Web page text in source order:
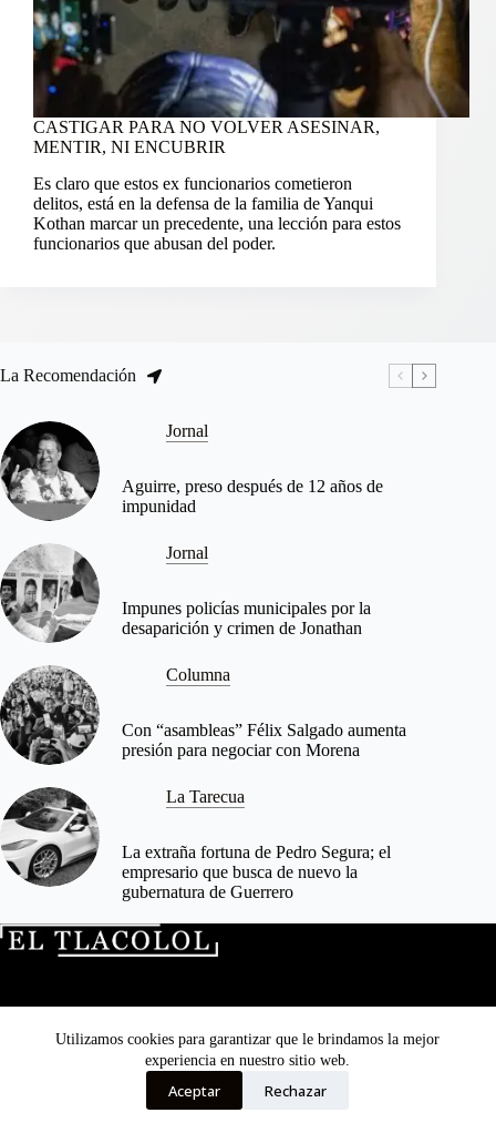
Utilizamos cookies para garantizar que le brindamos la mejor
experiencia en nuestro sitio web.
Aceptar Rechazar
CASTIGAR PARA NO VOLVER ASESINAR,
MENTIR, NI ENCUBRIR
Es claro que estos ex funcionarios cometieron
delitos, está en la defensa de la familia de Yanqui
Kothan marcar un precedente, una lección para estos
funcionarios que abusan del poder.
La Recomendación
Jornal
Aguirre, preso después de 12 años de
impunidad
Jornal
Impunes policías municipales por la
desaparición y crimen de Jonathan
Columna
Con “asambleas” Félix Salgado aumenta
presión para negociar con Morena
La Tarecua
La extraña fortuna de Pedro Segura; el
empresario que busca de nuevo la
gubernatura de Guerrero
El Tlacolol © 2026. Todos los derechos reservados.